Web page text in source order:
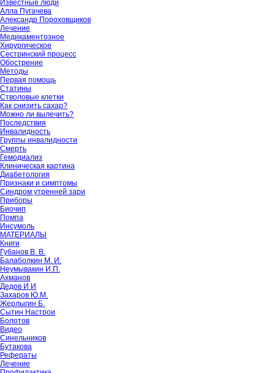
Известные люди
Алла Пугачева
Александр Пороховщиков
Лечение
Медикаментозное
Хирургическое
Сестринский процесс
Обострение
Методы
Первая помощь
Статины
Стволовые клетки
Как снизить сахар?
Можно ли вылечить?
Последствия
Инвалидность
Группы инвалидности
Смерть
Гемодиализ
Клиническая картина
Диабетология
Признаки и симптомы
Синдром утренней зари
Приборы
Биочип
Помпа
Инсумоль
МАТЕРИАЛЫ
Книги
Губанов В. В.
Балаболкин М. И.
Неумывакин И.П.
Ахманов
Дедов И И
Захаров Ю.М.
Жерлыгин Б.
Сытин Настрои
Болотов
Видео
Синельников
Бутакова
Рефераты
Лечение